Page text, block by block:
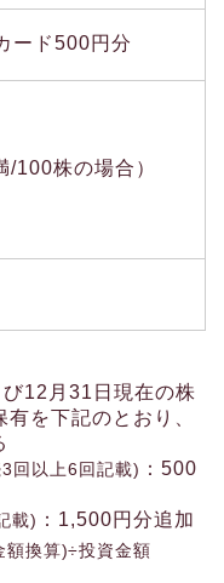
ード500円分
株の場合）
12月31日現在の株
を下記のとおり、
回以上6回記載) ：500
載) ：1,500円分追加
換算)÷投資金額